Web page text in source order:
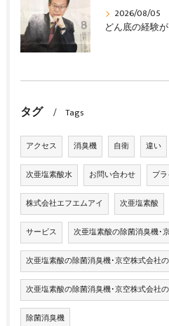
2026/08/05
どん底の経験
タグ Tags
アクセス 消臭機 自衛 違い
次亜塩素酸水 お問い合わせ プ
株式会社エフエムアイ 次亜塩素酸
サービス 次亜塩素酸の除菌消臭機･
次亜塩素酸の除菌消臭機･京空株式会社
次亜塩素酸の除菌消臭機･京空株式会社
除菌消臭機